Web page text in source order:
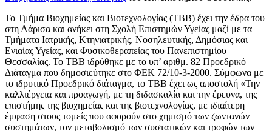
Το Τμήμα Βιοχημείας και Βιοτεχνολογίας (ΤΒΒ) έχει την έδρα του
στη Λάρισα και ανήκει στη Σχολή Επιστημών Υγείας μαζί με τα
Τμήματα Ιατρικής, Κτηνιατρικής, Νοσηλευτικής, Δημόσιας και
Ενιαίας Υγείας, και Φυσικοθεραπείας του Πανεπιστημίου
Θεσσαλίας. Το ΤΒΒ ιδρύθηκε με το υπ’ αριθμ. 82 Προεδρικό
Διάταγμα που δημοσιεύτηκε στο ΦΕΚ 72/10-3-2000. Σύμφωνα με
το ιδρυτικό Προεδρικό διάταγμα, το ΤΒΒ έχει ως αποστολή «Την
καλλιέργεια και προαγωγή, με τη διδασκαλία και την έρευνα, της
επιστήμης της βιοχημείας και της βιοτεχνολογίας, με ιδιαίτερη
έμφαση στους τομείς που αφορούν στο χημισμό των ζωντανών
συστημάτων, τον μεταβολισμό των συστατικών και τροφών των